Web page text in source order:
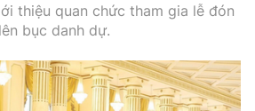
thiệu quan chức tham gia lễ đón
bục danh dự.